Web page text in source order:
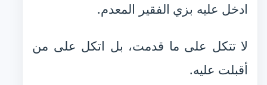
ادخل عليه بزي الفقير المعدم.
لا تتكل على ما قدمت، بل اتكل على من
أقبلت عليه.